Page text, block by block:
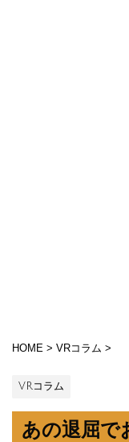
HOME > VRコラム >
VRコラム
あの退屈で